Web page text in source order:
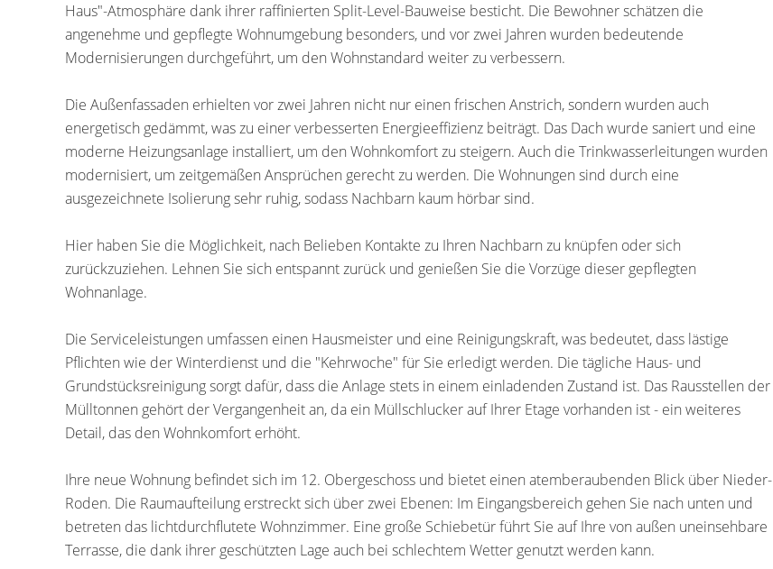
Haus"-Atmosphäre dank ihrer raffinierten Split-Level-Bauweise besticht. Die Bewohner schätzen die
angenehme und gepflegte Wohnumgebung besonders, und vor zwei Jahren wurden bedeutende
Modernisierungen durchgeführt, um den Wohnstandard weiter zu verbessern.
Die Außenfassaden erhielten vor zwei Jahren nicht nur einen frischen Anstrich, sondern wurden auch
energetisch gedämmt, was zu einer verbesserten Energieeffizienz beiträgt. Das Dach wurde saniert und eine
moderne Heizungsanlage installiert, um den Wohnkomfort zu steigern. Auch die Trinkwasserleitungen wurden
modernisiert, um zeitgemäßen Ansprüchen gerecht zu werden. Die Wohnungen sind durch eine
ausgezeichnete Isolierung sehr ruhig, sodass Nachbarn kaum hörbar sind.
Hier haben Sie die Möglichkeit, nach Belieben Kontakte zu Ihren Nachbarn zu knüpfen oder sich
zurückzuziehen. Lehnen Sie sich entspannt zurück und genießen Sie die Vorzüge dieser gepflegten
Wohnanlage.
Die Serviceleistungen umfassen einen Hausmeister und eine Reinigungskraft, was bedeutet, dass lästige
Pflichten wie der Winterdienst und die "Kehrwoche" für Sie erledigt werden. Die tägliche Haus- und
Grundstücksreinigung sorgt dafür, dass die Anlage stets in einem einladenden Zustand ist. Das Rausstellen der
Mülltonnen gehört der Vergangenheit an, da ein Müllschlucker auf Ihrer Etage vorhanden ist - ein weiteres
Detail, das den Wohnkomfort erhöht.
Ihre neue Wohnung befindet sich im 12. Obergeschoss und bietet einen atemberaubenden Blick über Nieder-
Roden. Die Raumaufteilung erstreckt sich über zwei Ebenen: Im Eingangsbereich gehen Sie nach unten und
betreten das lichtdurchflutete Wohnzimmer. Eine große Schiebetür führt Sie auf Ihre von außen uneinsehbare
Terrasse, die dank ihrer geschützten Lage auch bei schlechtem Wetter genutzt werden kann.